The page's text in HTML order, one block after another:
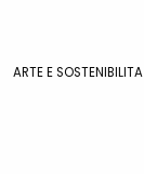
ARTE E SOSTENIBILITA